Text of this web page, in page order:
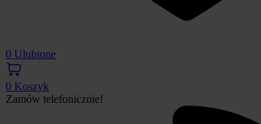
0 Ulubione
0 Koszyk
Zamów telefonicznie!